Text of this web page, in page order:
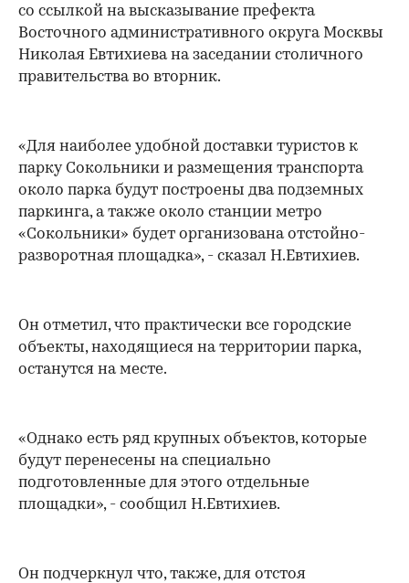
со ссылкой на высказывание префекта
Восточного административного округа Москвы
Николая Евтихиева на заседании столичного
правительства во вторник.
«Для наиболее удобной доставки туристов к
парку Сокольники и размещения транспорта
около парка будут построены два подземных
паркинга, а также около станции метро
«Сокольники» будет организована отстойно-
разворотная площадка», - сказал Н.Евтихиев.
Он отметил, что практически все городские
объекты, находящиеся на территории парка,
останутся на месте.
«Однако есть ряд крупных объектов, которые
будут перенесены на специально
подготовленные для этого отдельные
площадки», - сообщил Н.Евтихиев.
Он подчеркнул что, также, для отстоя